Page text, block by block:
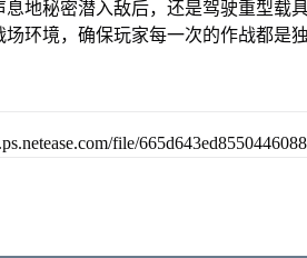
地秘密潜入敌后，还是驾驶重型载
环境，确保玩家每一次的作战都是